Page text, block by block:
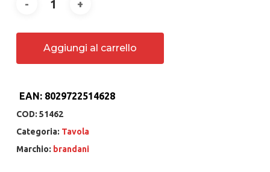
Aggiungi al carrello
EAN: 8029722514628
COD: 51462
Categoria: Tavola
Marchio: brandani